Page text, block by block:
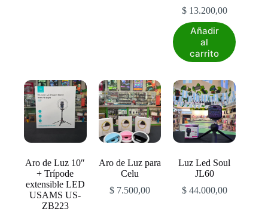
$13.200,00
Añadir
al
carrito
Aro de Luz 10″
+ Trípode
extensible LED
USAMS US-
ZB223
Aro de Luz para
Celu
$ 7.500,00
Luz Led Soul
JL60
$44.000,00